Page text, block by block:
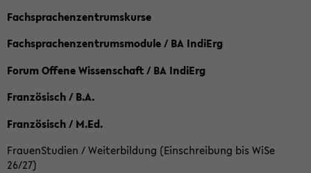
Fachsprachenzentrumskurse
Fachsprachenzentrumsmodule / BA IndiErg
Forum Offene Wissenschaft / BA IndiErg
Französisch / B.A.
Französisch / M.Ed.
FrauenStudien / Weiterbildung (Einschreibung bis WiSe
26/27)